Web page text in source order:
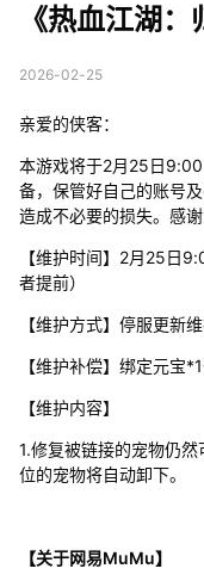
《热血江湖
2026-02-25
亲爱的侠客：
本游戏将于2月25日
备，保管好自己的账号
造成不必要的损失。感谢
【维护时间】2月25日
者提前）
【维护方式】停服更新
【维护补偿】绑定元宝
【维护内容】
1.修复被链接的宠物仍
位的宠物将自动卸下。
【关于网易MuMu】